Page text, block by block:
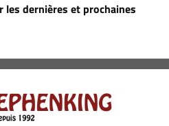
les dernières et prochaines